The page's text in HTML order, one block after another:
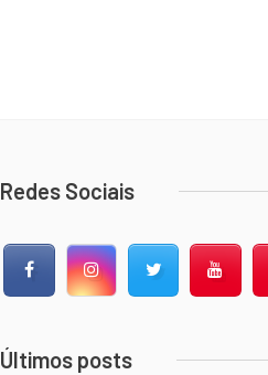
Redes Sociais
FacebookInstagram Twitter
Últimos posts